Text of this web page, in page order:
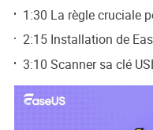
1:30 La règle cruciale
2:15 Installation de
3:10 Scanner sa clé